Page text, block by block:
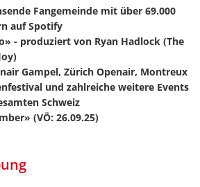
Fangemeinde mit über 69.000
auf Spotify
- produziert von Ryan Hadlock (The
Gampel, Zürich Openair, Montreux
und zahlreiche weitere Events
Schweiz
(VÖ: 26.09.25)